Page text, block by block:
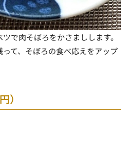
で肉そぼろをかさましします。
て、そぼろの食べ応えをアップ
）